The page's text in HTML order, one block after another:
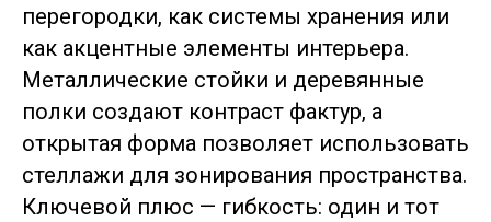
перегородки, как системы хранения или
как акцентные элементы интерьера.
Металлические стойки и деревянные
полки создают контраст фактур, а
открытая форма позволяет использовать
стеллажи для зонирования пространства.
Ключевой плюс — гибкость: один и тот